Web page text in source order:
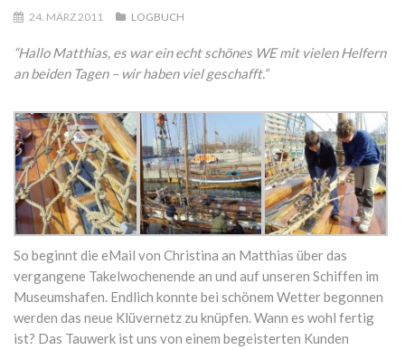
24. MÄRZ 2011 LOGBUCH
“Hallo Matthias, es war ein echt schönes WE mit vielen Helfern
an beiden Tagen – wir haben viel geschafft.”
So beginnt die eMail von Christina an Matthias über das
vergangene Takelwochenende an und auf unseren Schiffen im
Museumshafen. Endlich konnte bei schönem Wetter begonnen
werden das neue Klüvernetz zu knüpfen. Wann es wohl fertig
ist? Das Tauwerk ist uns von einem begeisterten Kunden